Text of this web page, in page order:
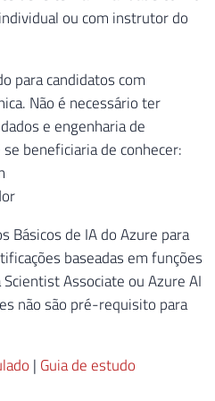
ou com instrutor do
para candidatos com
Não é necessário ter
e engenharia de
beneficiaria de conhecer:
Básicos de IA do Azure para
baseadas em funções
Associate ou Azure AI
não são pré-requisito para
| Guia de estudo